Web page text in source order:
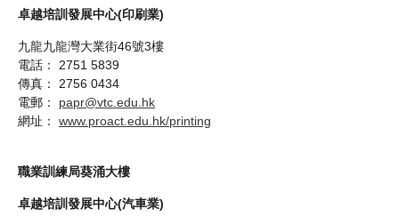
卓越培訓發展中心(印刷業)
九龍九龍灣大業街46號3樓
電話： 2751 5839
傳真： 2756 0434
電郵： papr@vtc.edu.hk
網址： www.proact.edu.hk/printing
職業訓練局葵涌大樓
卓越培訓發展中心(汽車業)